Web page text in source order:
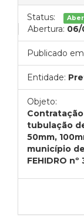
Status:
Abertura: 06/
Publicado
Entidade:
Objeto:
tubulação
50mm,
município
FEHIDRO nº